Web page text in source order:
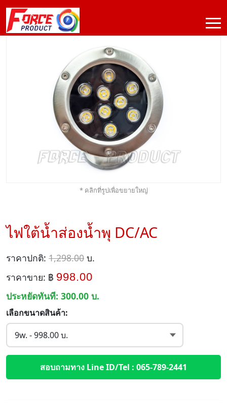
* คลิกที่รูปเพื่อขยายใหญ่
ไฟใต้น้ำส่องน้ำพุ DC/AC
ราคาปกติ: 1,298.00 บ.
ราคาขาย: ฿ 998.00
ประหยัดทันที: 300.00 บ.
เลือกขนาดสินค้า:
สอบถามทาง Line ID/Tel : 065-789-2441